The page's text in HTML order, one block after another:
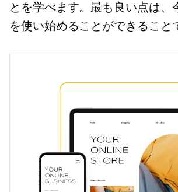
とを学べます。最も良い点は、
を使い始めることができること